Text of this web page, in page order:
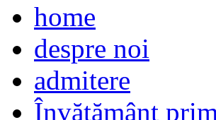
home
despre noi
admitere
Învăţământ